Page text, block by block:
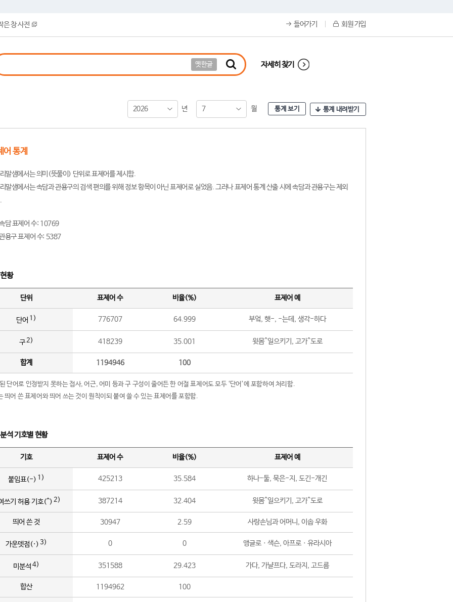
은 창 사전 들어가기 회원 가입
옛한글 자세히 찾기
2026 년 7 월 통계 보기 통계 내려받기
어 통계
말샘에서는 의미(뜻풀이) 단위로 표제어를 제시함.
말샘에서는 속담과 관용구의 검색 편의를 위해 정보 항목이 아닌 표제어로 실었음. 그러나 표제어 통계 산출 시에 속담과 관용구는 제외
담 표제어 수: 10769
용구 표제어 수: 5387
황
단위 표제어 수 비율(%) 표제어 예
단어 1) 776707 64.999 부엌, 햇-, -는데, 생각-하다
구2) 418239 35.001 윗몸^일으키기, 고가^도로
합계 1194946 100
단어로 인정받지 못하는 접사, 어근, 어미 등과 구 구성이 줄어든 한 어절 표제어도 모두 ‘단어’에 포함하여 처리함.
띄어 쓴 표제어와 띄어 쓰는 것이 원칙이되 붙여 쓸 수 있는 표제어를 포함함.
석 기호별 현황
기호 표제어 수 비율(%) 표제어 예
붙임표(-) 1) 425213 35.584 하나-둘, 묵은-지, 도긴-개긴
쓰기 허용 기호(^) 2) 387214 32.404 윗몸^일으키기, 고가^도로
띄어 쓴 것 30947 2.59 사랑손님과 어머니, 이솝 우화
가운뎃점(·) 3) 0 0 앵글로ㆍ색슨, 아프로ㆍ유라시아
미분석 4) 351588 29.423 가다, 가냘프다, 도라지, 고드름
합산 1194962 100